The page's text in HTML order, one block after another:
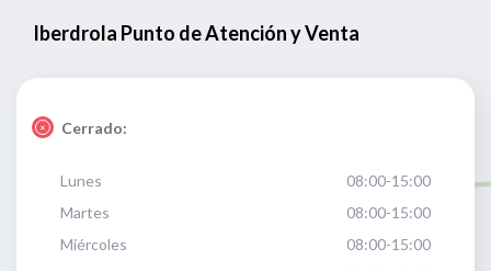
Iberdrola Punto de Atención y Venta
Cerrado:
Lunes
08:00-15:00
Martes
08:00-15:00
Miércoles
08:00-15:00